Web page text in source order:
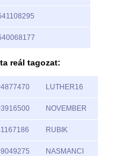
reál tagozat:
LUTHER16
NOVEMBER
RUBIK
NASMANCI